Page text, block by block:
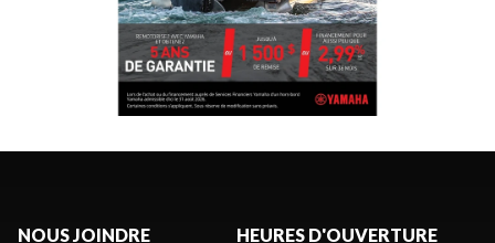
NOUS JOINDRE HEURES D'OUVERTURE